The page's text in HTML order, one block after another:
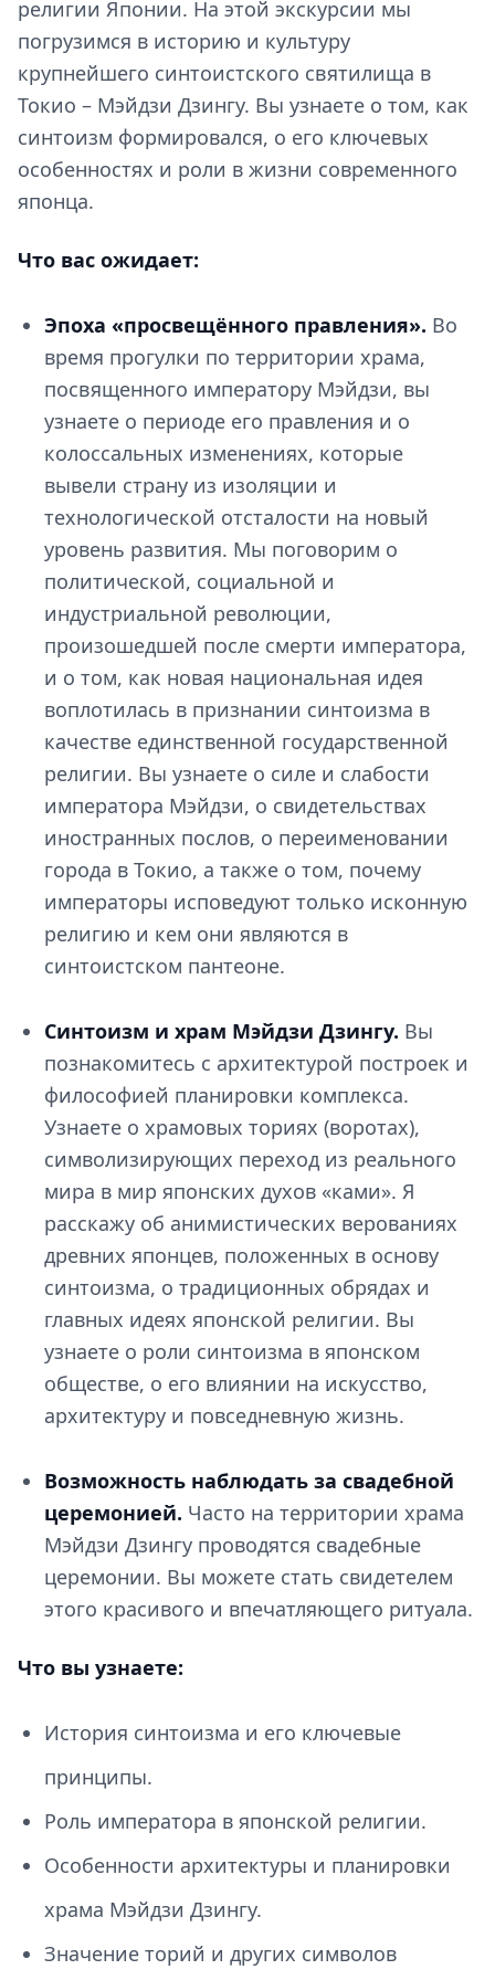
религии Японии. На этой экскурсии мы
погрузимся в историю и культуру
крупнейшего синтоистского святилища в
Токио – Мэйдзи Дзингу. Вы узнаете о том, как
синтоизм формировался, о его ключевых
особенностях и роли в жизни современного
японца.
Что вас ожидает:
Эпоха «просвещённого правления». Во
время прогулки по территории храма,
посвященного императору Мэйдзи, вы
узнаете о периоде его правления и о
колоссальных изменениях, которые
вывели страну из изоляции и
технологической отсталости на новый
уровень развития. Мы поговорим о
политической, социальной и
индустриальной революции,
произошедшей после смерти императора,
и о том, как новая национальная идея
воплотилась в признании синтоизма в
качестве единственной государственной
религии. Вы узнаете о силе и слабости
императора Мэйдзи, о свидетельствах
иностранных послов, о переименовании
города в Токио, а также о том, почему
императоры исповедуют только исконную
религию и кем они являются в
синтоистском пантеоне.
Синтоизм и храм Мэйдзи Дзингу. Вы
познакомитесь с архитектурой построек и
философией планировки комплекса.
Узнаете о храмовых ториях (воротах),
символизирующих переход из реального
мира в мир японских духов «ками». Я
расскажу об анимистических верованиях
древних японцев, положенных в основу
синтоизма, о традиционных обрядах и
главных идеях японской религии. Вы
узнаете о роли синтоизма в японском
обществе, о его влиянии на искусство,
архитектуру и повседневную жизнь.
Возможность наблюдать за свадебной
церемонией. Часто на территории храма
Мэйдзи Дзингу проводятся свадебные
церемонии. Вы можете стать свидетелем
этого красивого и впечатляющего ритуала.
Что вы узнаете:
История синтоизма и его ключевые
принципы.
Роль императора в японской религии.
Особенности архитектуры и планировки
храма Мэйдзи Дзингу.
Значение торий и других символов